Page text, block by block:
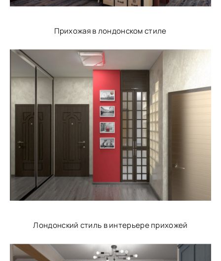
Прихожая в лондонском стиле
Лондонский стиль в интерьере прихожей